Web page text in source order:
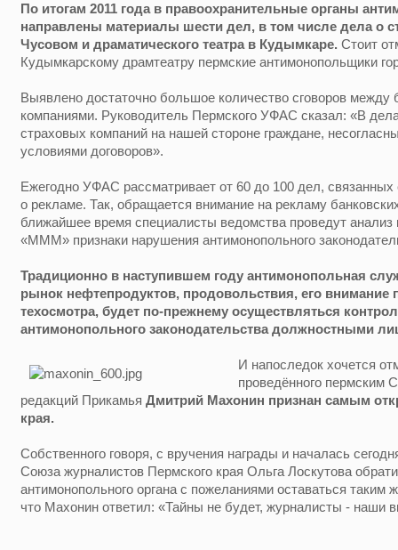
По итогам 2011 года в правоохранительные органы
направлены материалы шести дел, в том числе дела о
Чусовом и драматического театра в Кудымкаре. Стоит
Кудымкарскому драмтеатру пермские антимонопольщики
Выявлено достаточно большое количество сговоров между
компаниями. Руководитель Пермского УФАС сказал: «В
страховых компаний на нашей стороне граждане,
условиями договоров».
Ежегодно УФАС рассматривает от 60 до 100 дел,
о рекламе. Так, обращается внимание на рекламу
ближайшее время специалисты ведомства проведут анализ
«МММ» признаки нарушения антимонопольного
Традиционно в наступившем году антимонопольная
рынок нефтепродуктов, продовольствия, его внимание
техосмотра, будет по-прежнему осуществляться
антимонопольного законодательства должностными
И напоследок хочется
проведённого пермским
редакций Прикамья Дмитрий Махонин признан самым
края.
Собственного говоря, с вручения награды и началась
Союза журналистов Пермского края Ольга Лоскутова
антимонопольного органа с пожеланиями оставаться
что Махонин ответил: «Тайны не будет, журналисты - наши